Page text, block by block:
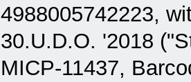
4988005742223,
30.U.D.O. '2018
MICP-11437,